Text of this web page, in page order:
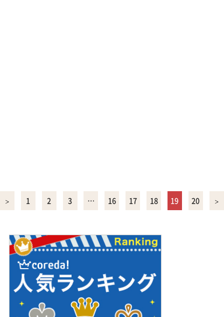
1 2 3 … 16 17 18 19 20